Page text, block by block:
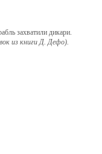
захватили дикари.
из книги Д. Дефо).